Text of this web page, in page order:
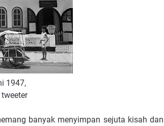
1947,
banyak menyimpan sejuta kisah dan